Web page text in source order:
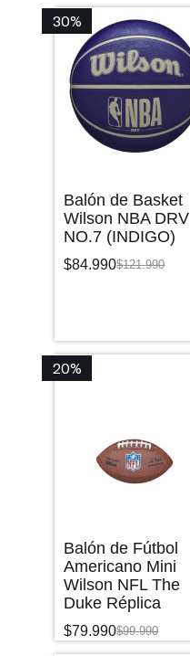
30%
Balón de Basket
Wilson NBA DRV
NO.7 (INDIGO)
$121.990
$84.990
20%
Balón de Fútbol
Americano Mini
Wilson NFL The
Duke Réplica
$99.990
$79.990